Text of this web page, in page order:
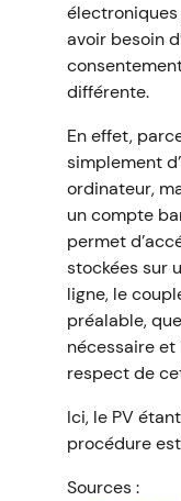
avoir besoin
différente.
En effet,
simplement
ordinateur,
un compte
permet
stockées sur
ligne, le
préalable,
nécessaire
respect de
Ici, le PV
procédure
Sources :